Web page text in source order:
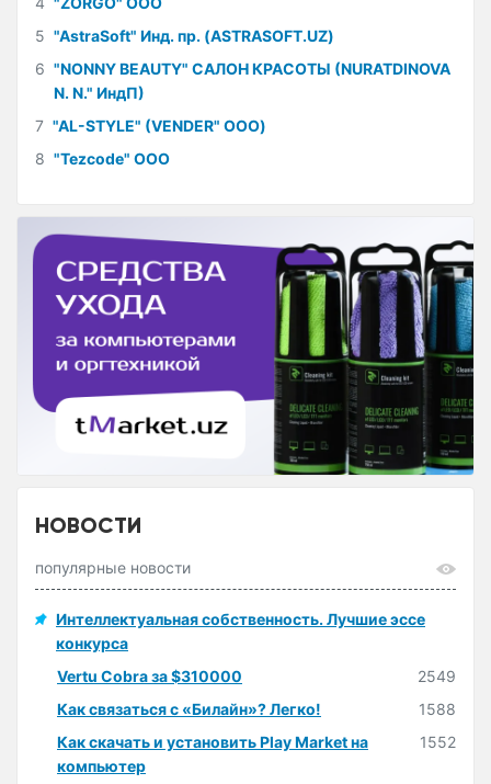
5 "AstraSoft" Инд. пр. (ASTRASOFT.UZ)
6 "NONNY BEAUTY" САЛОН КРАСОТЫ (NURATDINOVA
N. N." ИндП)
7 "AL-STYLE" (VENDER" ООО)
8 "Tezcode" ООО
НОВОСТИ
популярные новости
Интеллектуальная собственность. Лучшие эссе
конкурса
Vertu Cobra за $310000
2549
Как связаться с «Билайн»? Легко!
1588
Как скачать и установить Play Market на
компьютер
1552